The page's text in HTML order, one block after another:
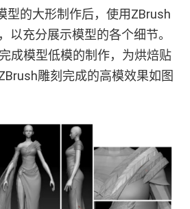
型的大形制作后，使用ZBrush
以充分展示模型的各个细节。
成模型低模的制作，为烘焙贴
雕刻完成的高模效果如图